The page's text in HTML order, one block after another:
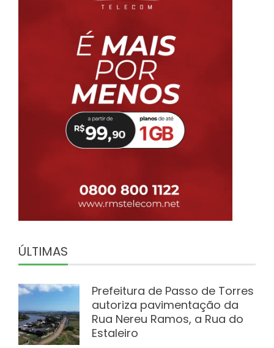
ÚLTIMAS
Prefeitura de Passo de Torres
autoriza pavimentação da
Rua Nereu Ramos, a Rua do
Estaleiro